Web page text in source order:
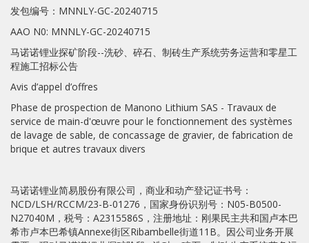
发包编号：MNNLY-GC-20240715
AAO N0: MNNLY-GC-20240715
马诺诺锂业探矿阶段--洗砂、碎石、制砖生产系统劳务运营和零星工
程施工招标公告
Avis d’appel d’offres
Phase de prospection de Manono Lithium SAS - Travaux de
service de main-d'œuvre pour le fonctionnement des systèmes
de lavage de sable, de concassage de gravier, de fabrication de
brique et autres travaux divers
马诺诺锂业简易股份有限公司，商业和动产登记证书号：
NCD/LSH/RCCM/23-B-01276，国家身份识别号：N05-B0500-
N27040M，税号：A2315586S，注册地址：刚果民主共和国卢本巴
希市卢本巴希镇Annexe街区Ribambelle街道11B。因公司业务开展